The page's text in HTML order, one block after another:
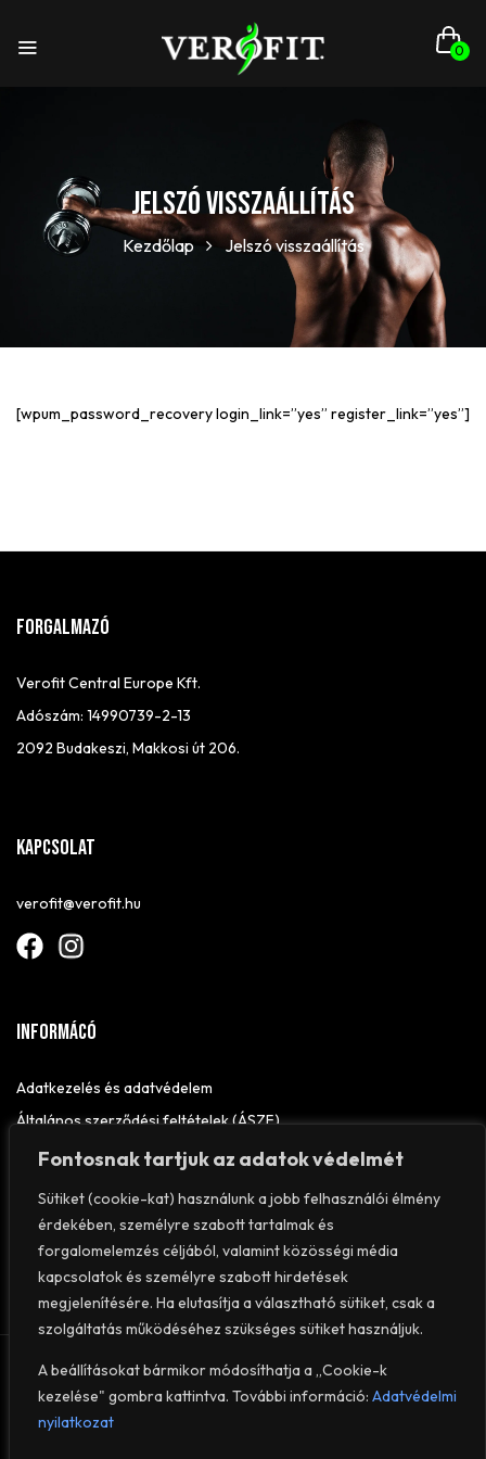
Fontosnak tartjuk az adatok védelmét
Sütiket (cookie-kat) használunk a jobb felhasználói élmény
érdekében, személyre szabott tartalmak és
forgalomelemzés céljából, valamint közösségi média
kapcsolatok és személyre szabott hirdetések
megjelenítésére. Ha elutasítja a választható sütiket, csak a
szolgáltatás működéséhez szükséges sütiket használjuk.
A beállításokat bármikor módosíthatja a „Cookie-k
kezelése" gombra kattintva. További információ: Adatvédelmi
nyilatkozat
0
Jelszó visszaállítás
Kezdőlap Jelszó visszaállítás
[wpum_password_recovery login_link=”yes” register_link=”yes”]
FORGALMAZÓ
Verofit Central Europe Kft.
Adószám: 14990739-2-13
2092 Budakeszi, Makkosi út 206.
Kapcsolat
verofit@verofit.hu
Informácó
Adatkezelés és adatvédelem
Általános szerződési feltételek (ÁSZF)
Elállási nyilatkozat
© 2026VEROFIT– Minden jog fenntartva.